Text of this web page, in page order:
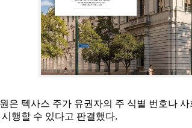
은 텍사스 주가 유권자의 주 식별 번호나
행할 수 있다고 판결했다.